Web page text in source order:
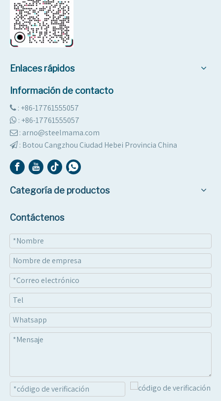
Enlaces rápidos
Información de contacto
 : +86-17761555057
 : +86-17761555057
 : arno@steelmama.com
 : Botou Cangzhou Ciudad Hebei Provincia China
Categoría de productos
Contáctenos